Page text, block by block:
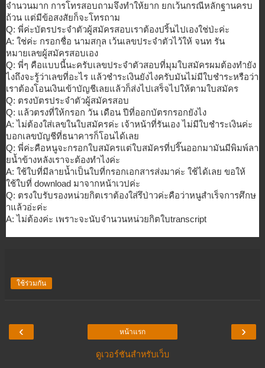
จำนวนมาก การโทรสอบถามจึงทำให้ยาก ยกเว้นกรณีหลักฐานครบ
ถ้วน แต่มีข้อสงสัยก็จะโทรถาม
Q: พี่ค่ะบัตรประจำตัวผู้สมัครสอบเราต้องปริ้นไปเองใช่ป่ะค่ะ
A: ใช่ค่ะ กรอกชื่อ นามสกุล เว้นเลขประจำตัวไว้ให้ จนท รัน
หมายเลขผู้สมัครสอบเอง
Q: พี่ๆ คือแบบนี้นะครับเลขประจำตัวสอบที่มุมใบสมัครผมต้องทำยัง
ไงถึงจะรู้ว่าเลขที่อะไร แล้วชำระเงินยังไงครับมันไม่มีใบชำระหรือว่า
เราต้องโอนเงินเข้าบัญชีเลยแล้วก็ส่งไปเสร็จไปให้ตามใบสมัคร
Q: ตรงบัตรประจำตัวผู้สมัครสอบ
Q: แล้วตรงที่ให้กรอก วัน เดือน ปีที่ออกบัตรกรอกยังไง
A: ไม่ต้องใส่เลขในใบสมัครค่ะ เจ้าหน้าที่รันเอง ไม่มีใบชำระเงินค่ะ
บอกเลขบัญชีที่ธนาคารก็โอนได้เลย
Q: พี่ค่ะคือหนูจะกรอกใบสมัครแต่ใบสมัครที่ปริ๊นออกมามันมีพิมพ์ลา
ยน้ำข้างหลังเราจะต้องทำไงค่ะ
A: ใช้ใบที่มีลายน้ำเป็นใบที่กรอกเอกสารส่งมาค่ะ ใช้ได้เลย ขอให้
ใช้ใบที่ download มาจากหน้าเวปค่ะ
Q: ตรงใบรับรองหน่วยกิตเราต้องใส่รึป่าวค่ะคือว่าหนูสำเร็จการศึกษ
าแล้วอ่ะค่ะ
A: ไม่ต้องค่ะ เพราะจะนับจำนวนหน่วยกิตใบtranscript
ใช้ร่วมกัน
‹ ›
หน้าแรก
ดูเวอร์ชันสำหรับเว็บ